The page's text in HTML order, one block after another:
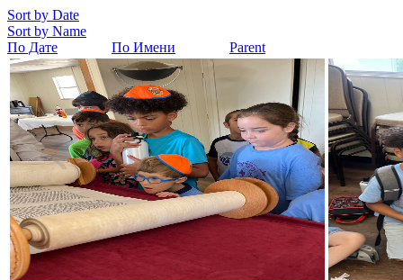
Sort by Date
Sort by Name
По Дате
По Имени Parent